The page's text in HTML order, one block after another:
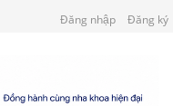
Đăng nhập Đăng ký